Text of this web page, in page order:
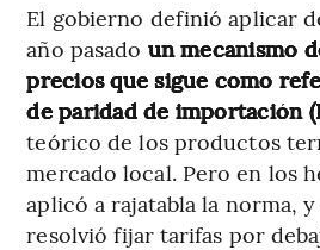
El gobierno definió aplicar
año pasado un mecanismo
precios que sigue como
de paridad de importación
teórico de los productos
mercado local. Pero en los
aplicó a rajatabla la norma,
resolvió fijar tarifas por